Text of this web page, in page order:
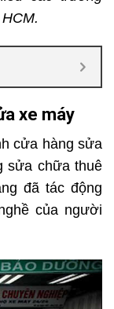
xe máy
cửa hàng sửa
sửa chữa thuê
đã tác động
của người